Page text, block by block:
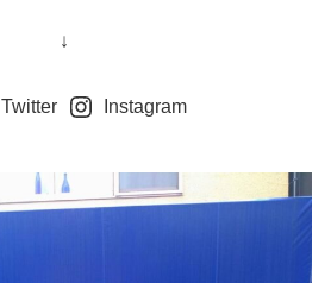
↓
Twitter Instagram